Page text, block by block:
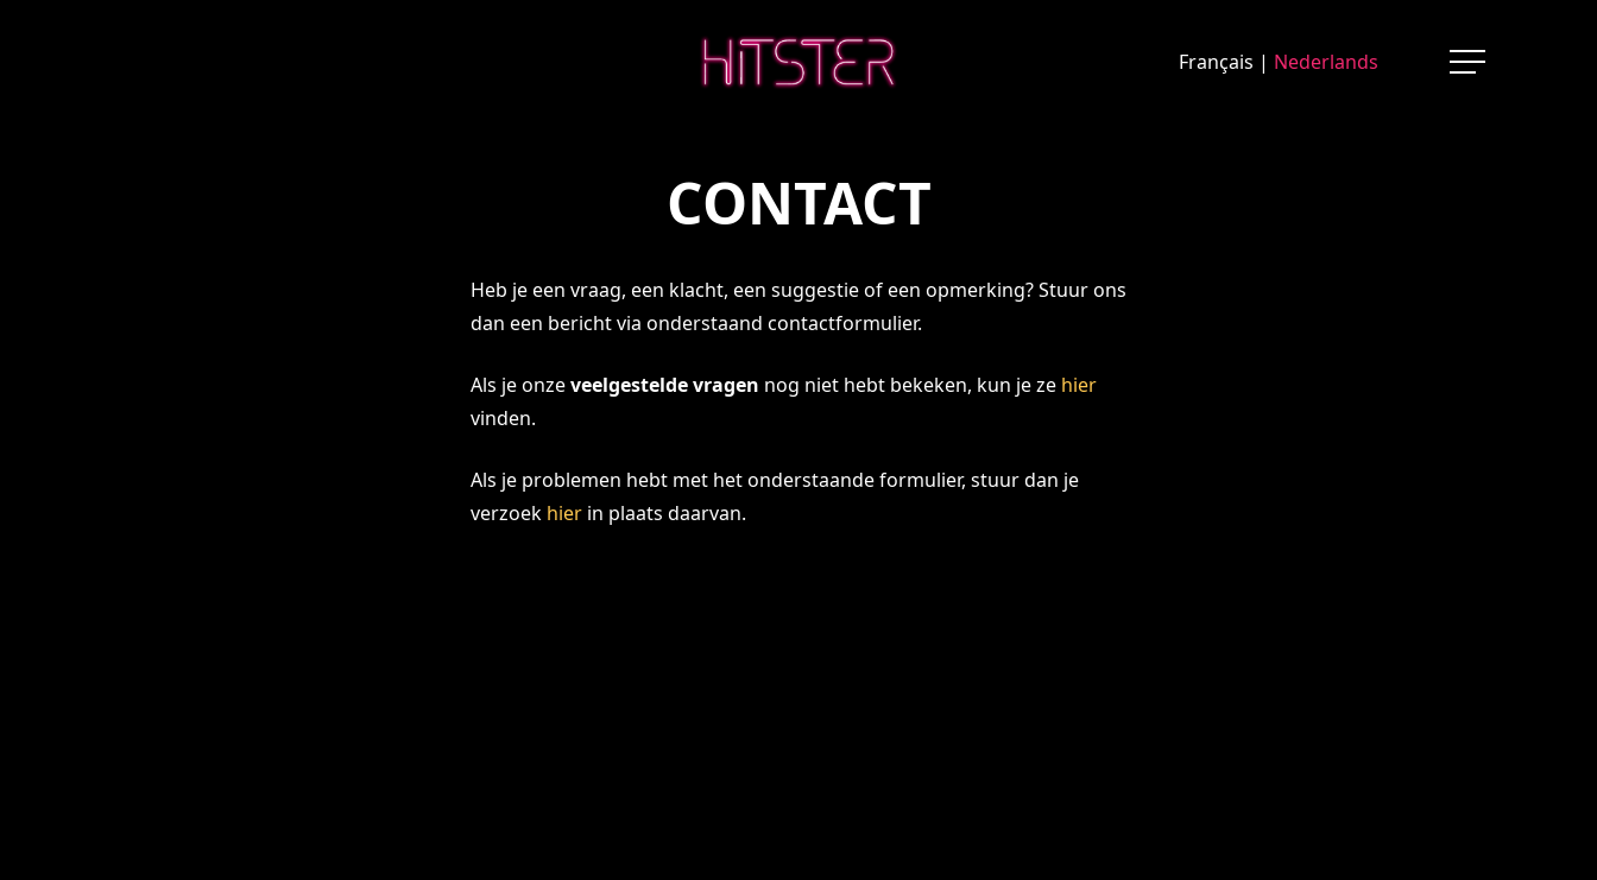
Français | Nederlands Menu
CONTACT
Heb je een vraag, een klacht, een suggestie of een opmerking? Stuur ons
dan een bericht via onderstaand contactformulier.
Als je onzeveelgestelde vragen nog niet hebt bekeken, kun je ze hier
vinden.
Als je problemen hebt met het onderstaande formulier, stuur dan je
verzoek hier in plaats daarvan.